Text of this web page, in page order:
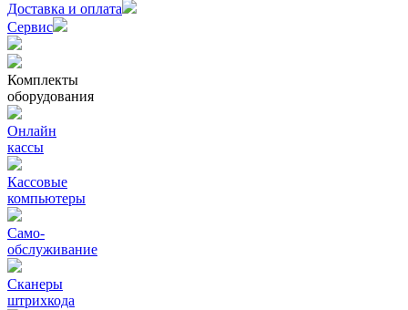
Доставка и оплата
Сервис
Комплекты
оборудования
Онлайн
кассы
Кассовые
компьютеры
Само-
обслуживание
Сканеры
штрихкода